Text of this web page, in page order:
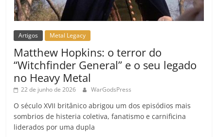
Artigos Metal Legacy
Matthew Hopkins: o terror do
“Witchfinder General” e o seu legado
no Heavy Metal
22 de junho de 2026 WarGodsPress
O século XVII britânico abrigou um dos episódios mais
sombrios de histeria coletiva, fanatismo e carnificina
liderados por uma dupla